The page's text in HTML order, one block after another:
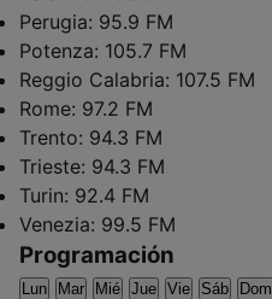
Perugia: 95.9 FM
Potenza: 105.7 FM
Reggio Calabria: 107.5 FM
Rome: 97.2 FM
Trento: 94.3 FM
Trieste: 94.3 FM
Turin: 92.4 FM
Venezia: 99.5 FM
Programación
Lun Mar Mié Jue Vie Sáb Dom